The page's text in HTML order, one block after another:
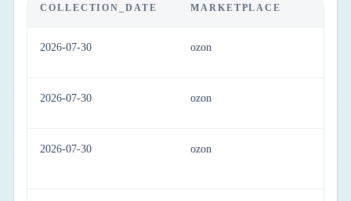
COLLECTION_DATE MARKETPLACE
2026-07-30 ozon
2026-07-30 ozon
2026-07-30 ozon